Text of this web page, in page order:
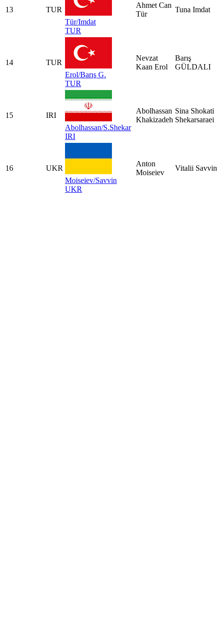
13
TUR
Tür/Imdat
TUR
Ahmet Can
Tür
Tuna Imdat
14
TUR
Erol/Barış G.
TUR
Nevzat
Kaan Erol
Barış
GÜLDALI
15
IRI
Abolhassan/S.Shekar
IRI
Abolhassan
Khakizadeh
Sina Shokati
Shekarsaraei
16
UKR
Moiseiev/Savvin
UKR
Anton
Moiseiev
Vitalii Savvin